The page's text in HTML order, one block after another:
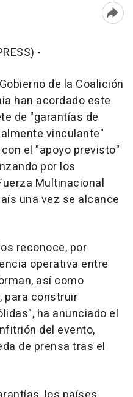
-
de la Coalición
han acordado este
de "garantías de
vinculante"
el "apoyo previsto"
por los
Multinacional
una vez se alcance
reconoce, por
operativa entre
así como
para construir
ha anunciado el
del evento,
de prensa tras el